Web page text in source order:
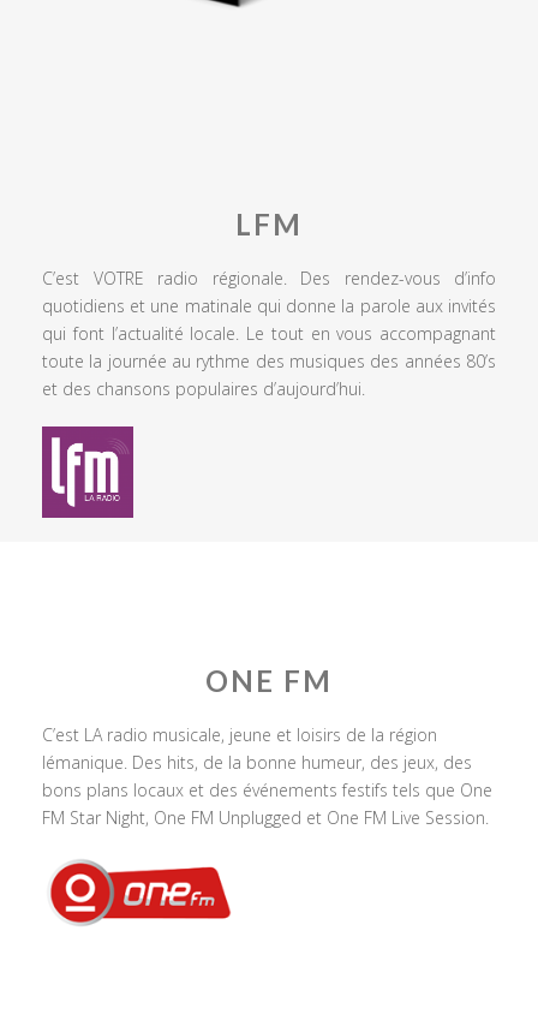
LFM
C’est VOTRE radio régionale. Des rendez-vous d’info
quotidiens et une matinale qui donne la parole aux invités
qui font l’actualité locale. Le tout en vous accompagnant
toute la journée au rythme des musiques des années 80’s
et des chansons populaires d’aujourd’hui.
ONE FM
C’est LA radio musicale, jeune et loisirs de la région
lémanique. Des hits, de la bonne humeur, des jeux, des
bons plans locaux et des événements festifs tels que One
FM Star Night, One FM Unplugged et One FM Live Session.